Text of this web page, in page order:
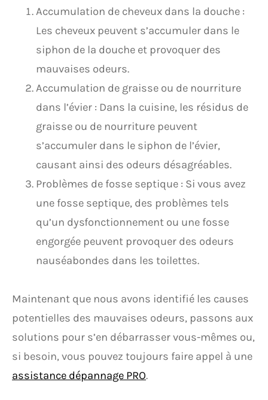
Accumulation de cheveux dans la douche :
Les cheveux peuvent s’accumuler dans le
siphon de la douche et provoquer des
mauvaises odeurs.
Accumulation de graisse ou de nourriture
dans l’évier : Dans la cuisine, les résidus de
graisse ou de nourriture peuvent
s’accumuler dans le siphon de l’évier,
causant ainsi des odeurs désagréables.
Problèmes de fosse septique : Si vous avez
une fosse septique, des problèmes tels
qu’un dysfonctionnement ou une fosse
engorgée peuvent provoquer des odeurs
nauséabondes dans les toilettes.
Maintenant que nous avons identifié les causes
potentielles des mauvaises odeurs, passons aux
solutions pour s’en débarrasser vous-mêmes ou,
si besoin, vous pouvez toujours faire appel à une
assistance dépannage PRO.